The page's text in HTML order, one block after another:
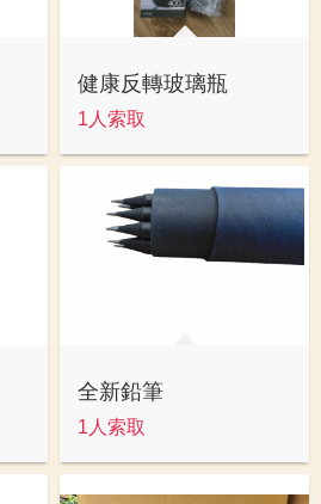
健康反轉玻璃瓶
1人索取
全新鉛筆
1人索取